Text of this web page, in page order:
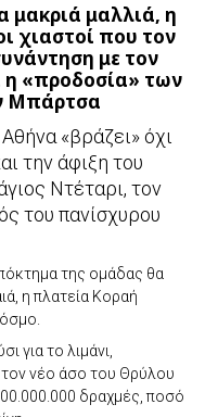
μακριά μαλλιά, η
χιαστοί που τον
με τον
η «προδοσία» των
Μπάρτσα
«βράζει» όχι
την άφιξη του
Ντέταρι, τον
του πανίσχυρου
της ομάδας θα
η πλατεία Κοραή
για το λιμάνι,
νέο άσο του Θρύλου
δραχμές, ποσό